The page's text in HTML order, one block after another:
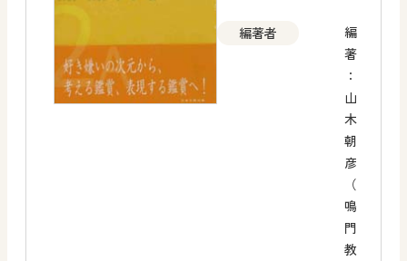
編著者
編
著
：
山
木
朝
彦
（
鳴
門
教